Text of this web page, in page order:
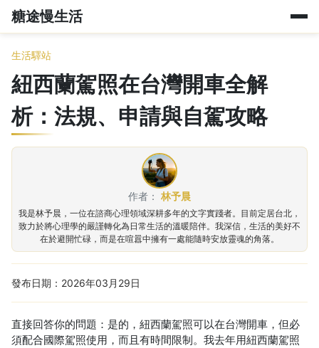
糖途慢生活
生活驛站
紐西蘭駕照在台灣開車全解
析：法規、申請與自駕攻略
作者： 林予晨
我是林予晨，一位在諮商心理領域深耕多年的文字實踐者。目前定居台北，
致力於將心理學的嚴謹轉化為日常生活的溫暖陪伴。我深信，生活的美好不
在於避開忙碌，而是在喧囂中擁有一處能隨時安放靈魂的角落。
發布日期：2026年03月29日
直接回答你的問題：是的，紐西蘭駕照可以在台灣開車，但必
須配合國際駕照使用，而且有時間限制。我去年用紐西蘭駕照